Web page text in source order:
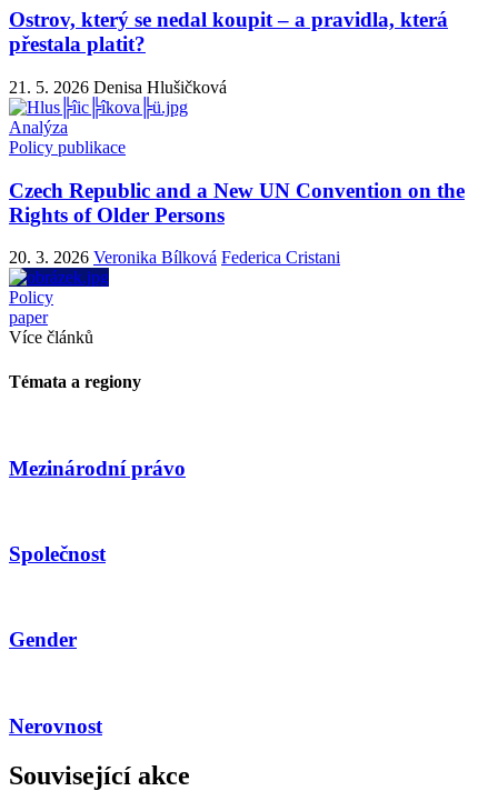
Ostrov, který se nedal koupit – a pravidla, která
přestala platit?
21. 5. 2026 Denisa Hlušičková
Analýza
Policy publikace
Czech Republic and a New UN Convention on the
Rights of Older Persons
20. 3. 2026 Veronika Bílková Federica Cristani
Policy
paper
Více článků
Témata a regiony
Mezinárodní právo
Společnost
Gender
Nerovnost
Související akce